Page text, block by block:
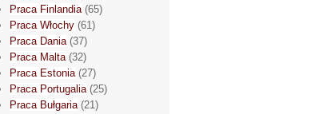
Praca Finlandia(65)
Praca Włochy (61)
Praca Dania(37)
Praca Malta(32)
Praca Estonia(27)
Praca Portugalia(25)
Praca Bułgaria(21)